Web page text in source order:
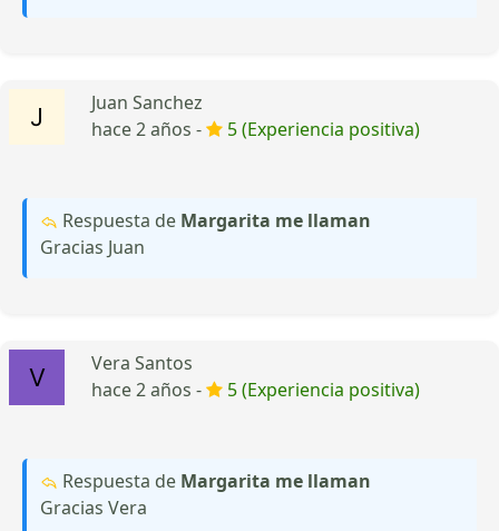
Juan Sanchez
hace 2 años -
5 (Experiencia positiva)
Respuesta de Margarita me llaman
Gracias Juan
Vera Santos
hace 2 años -
5 (Experiencia positiva)
Respuesta de Margarita me llaman
Gracias Vera